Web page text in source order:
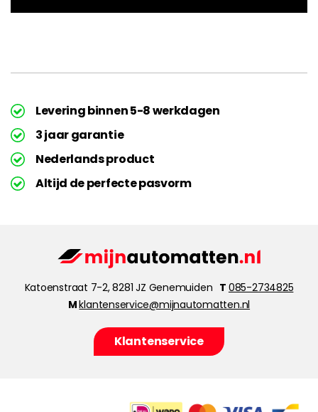
Levering binnen 5-8 werkdagen
3 jaar garantie
Nederlands product
Altijd de perfecte pasvorm
Katoenstraat 7-2, 8281 JZ Genemuiden T 085-2734825
Mklantenservice@mijnautomatten.nl
Klantenservice